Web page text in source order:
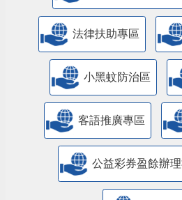
法律扶助專區
小黑蚊防治區
客語推廣專區
公益彩券盈餘辦